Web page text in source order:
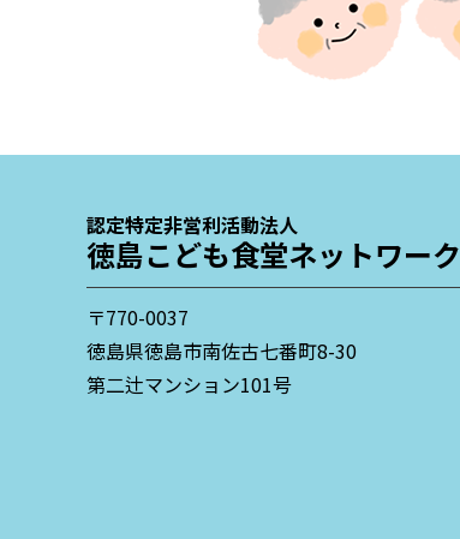
認定特定非営利活動法人
徳島こども食堂ネットワーク
〒770-0037
徳島県徳島市南佐古七番町8-30
第二辻マンション101号